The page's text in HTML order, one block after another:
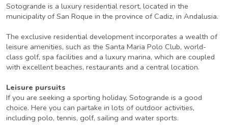
Sotogrande is a luxury residential resort, located in the
municipality of San Roque in the province of Cadiz, in Andalusia.
The exclusive residential development incorporates a wealth of
leisure amenities, such as the Santa Maria Polo Club, world-
class golf, spa facilities and a luxury marina, which are coupled
with excellent beaches, restaurants and a central location.
Leisure pursuits
If you are seeking a sporting holiday, Sotogrande is a good
choice. Here you can partake in lots of outdoor activities,
including polo, tennis, golf, sailing and water sports.